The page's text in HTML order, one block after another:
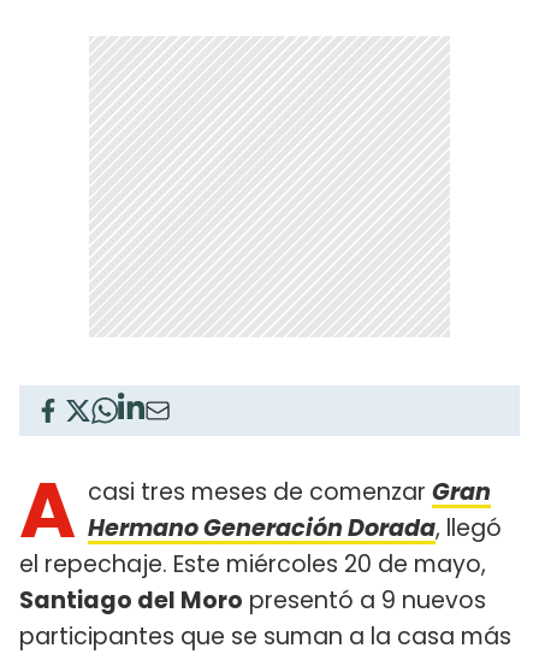
A casi tres meses de comenzar Gran
Hermano Generación Dorada, llegó
el repechaje. Este miércoles 20 de mayo,
Santiago del Moro presentó a 9 nuevos
participantes que se suman a la casa más